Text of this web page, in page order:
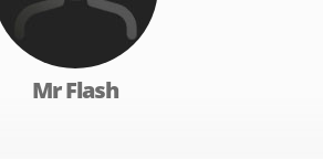
Mr Flash